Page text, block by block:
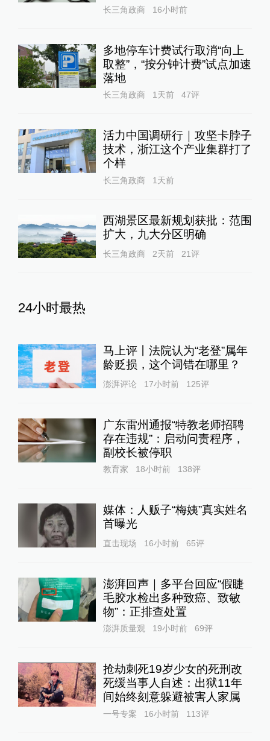
长三角政商 16小时前
多地停车计费试行取消“向上
取整”，“按分钟计费”试点加速
落地
长三角政商 1天前 47评
活力中国调研行｜攻坚卡脖子
技术，浙江这个产业集群打了
个样
长三角政商 1天前
西湖景区最新规划获批：范围
扩大，九大分区明确
长三角政商 2天前 21评
24小时最热
马上评丨法院认为“老登”属年
龄贬损，这个词错在哪里？
澎湃评论 17小时前 125评
广东雷州通报“特教老师招聘
存在违规”：启动问责程序，
副校长被停职
教育家 18小时前 138评
媒体：人贩子“梅姨”真实姓名
首曝光
直击现场 16小时前 65评
澎湃回声｜多平台回应“假睫
毛胶水检出多种致癌、致敏
物”：正排查处置
澎湃质量观 19小时前 69评
抢劫刺死19岁少女的死刑改
死缓当事人自述：出狱11年
间始终刻意躲避被害人家属
一号专案 16小时前 113评